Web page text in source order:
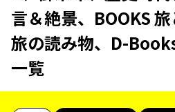
言＆絶景、BOOKS
旅の読み物、D-
一覧